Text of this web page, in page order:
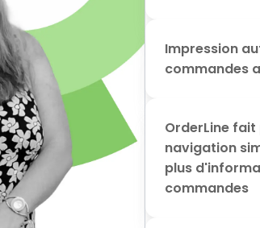
Impression
commandes
OrderLine fait
navigation
plus
commandes